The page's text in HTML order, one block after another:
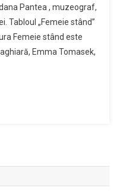
Și
Romane
Din
Deva
Pantea , muzeograf,
Tabloul „Femeie stând”
Femeie stând este
Emma Tomasek,